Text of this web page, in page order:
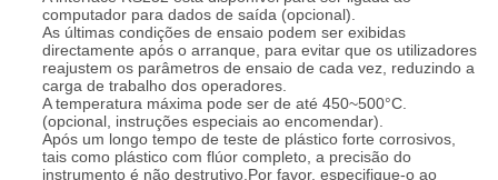
computador para dados de saída (opcional).
As últimas condições de ensaio podem ser exibidas
directamente após o arranque, para evitar que os utilizadores
reajustem os parâmetros de ensaio de cada vez, reduzindo a
carga de trabalho dos operadores.
A temperatura máxima pode ser de até 450~500°C.
(opcional, instruções especiais ao encomendar).
Após um longo tempo de teste de plástico forte corrosivos,
tais como plástico com flúor completo, a precisão do
instrumento é não destrutivo.Por favor, especifique-o ao